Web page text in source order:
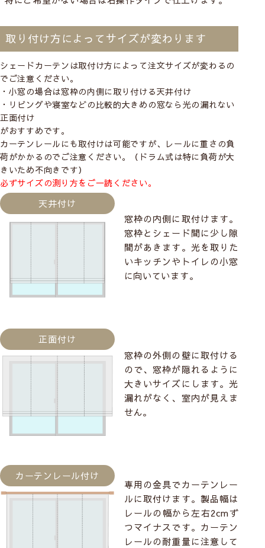
取り付け方によってサイズが変わります
シェードカーテンは取付け方によって注文サイズが変わるの
でご注意ください。
・小窓の場合は窓枠の内側に取り付ける天井付け
・リビングや寝室などの比較的大きめの窓なら光の漏れない
正面付け
がおすすめです。
カーテンレールにも取付けは可能ですが、レールに重さの負
荷がかかるのでご注意ください。（ドラム式は特に負荷が大
きいため不向きです）
必ずサイズの測り方をご一読ください。
天井付け
窓枠の内側に取付けます。
窓枠とシェード間に少し隙
間があきます。光を取りた
いキッチンやトイレの小窓
に向いています。
正面付け
窓枠の外側の壁に取付ける
ので、窓枠が隠れるように
大きいサイズにします。光
漏れがなく、室内が見えま
せん。
カーテンレール付け
専用の金具でカーテンレー
ルに取付けます。製品幅は
レールの幅から左右2cmず
つマイナスです。カーテン
レールの耐重量に注意して